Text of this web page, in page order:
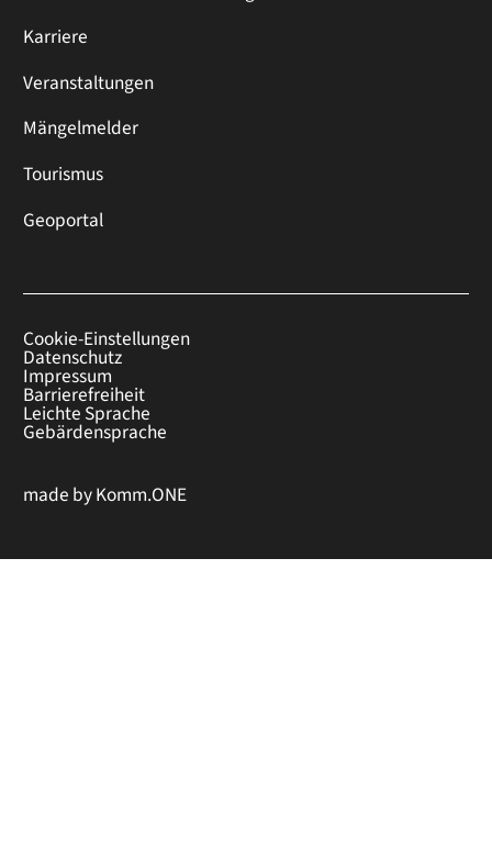
Karriere
Veranstaltungen
Mängelmelder
Tourismus
Geoportal
Cookie-Einstellungen
Datenschutz
Impressum
Barrierefreiheit
Leichte Sprache
Gebärdensprache
made byKomm.ONE